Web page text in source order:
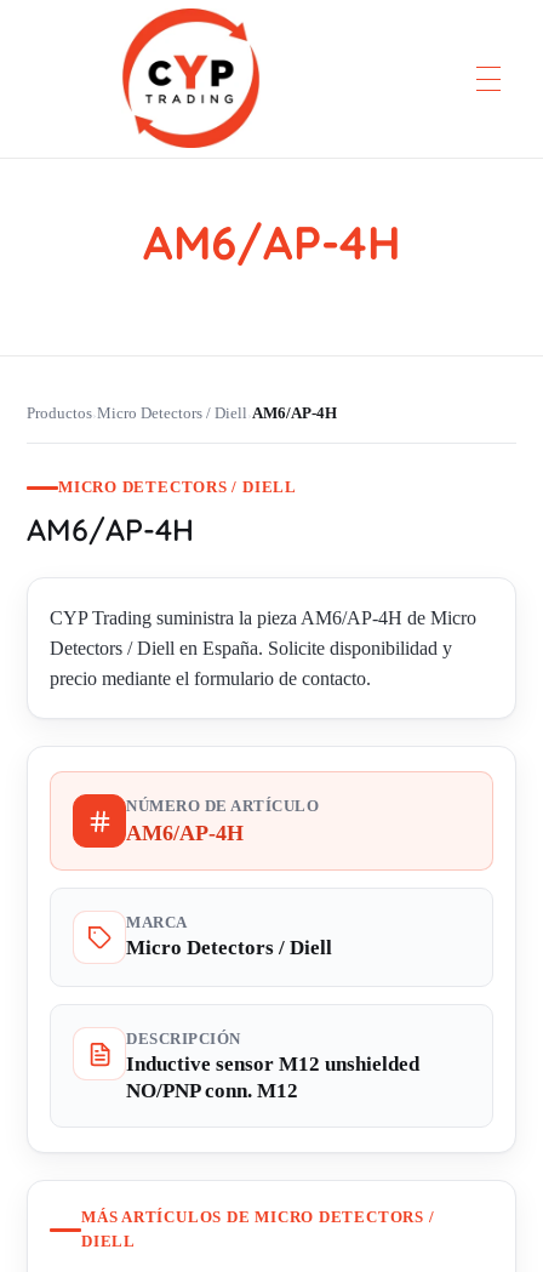
CYP Trading
AM6/AP-4H
Productos›Micro Detectors / Diell›AM6/AP-4H
MICRO DETECTORS / DIELL
AM6/AP-4H
CYP Trading suministra la pieza AM6/AP-4H de Micro
Detectors / Diell en España. Solicite disponibilidad y
precio mediante el formulario de contacto.
NÚMERO DE ARTÍCULO
AM6/AP-4H
MARCA
Micro Detectors / Diell
DESCRIPCIÓN
Inductive sensor M12 unshielded
NO/PNP conn. M12
MÁS ARTÍCULOS DE MICRO DETECTORS /
DIELL